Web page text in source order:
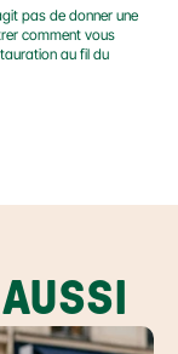
pas de donner une
comment vous
au fil du